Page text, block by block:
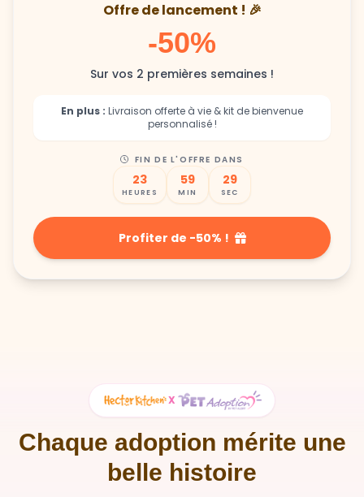
Offre de lancement ! 🎉
-50%
Sur vos 2 premières semaines !
En plus : Livraison offerte à vie & kit de bienvenue
personnalisé !
FIN DE L'OFFRE DANS
23
HEURES
59
MIN
27
SEC
Profiter de -50% !
X
Chaque adoption mérite une
belle histoire